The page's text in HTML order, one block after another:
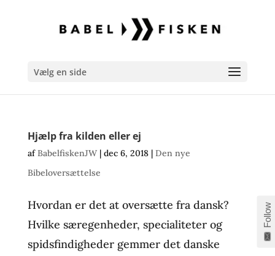
Vælg en side
Hjælp fra kilden eller ej
afBabelfiskenJW| dec 6, 2018| Den nye
Bibeloversættelse
Hvordan er det at oversætte fra dansk?
Hvilke særegenheder, specialiteter og
spidsfindigheder gemmer det danske
Follow